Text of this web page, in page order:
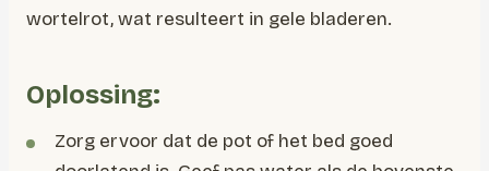
wortelrot, wat resulteert in gele bladeren.
Oplossing:
Zorg ervoor dat de pot of het bed goed